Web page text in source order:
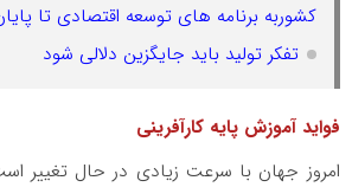
کشوربه برنامه های توسعه اقتصادی تا پایان
تفکر تولید باید جایگزین دلالی شود
فواید آموزش پایه کارآفرینی
امروز جهان با سرعت زیادی در حال تغییر